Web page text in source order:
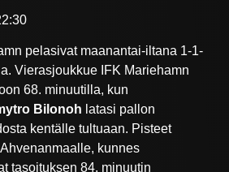
pelasivat maanantai-iltana 1-1-
Vierasjoukkue IFK Mariehamn
68. minuutilla, kun
Bilonoh latasi pallon
kentälle tultuaan. Pisteet
kunnes
tasoituksen 84. minuutin